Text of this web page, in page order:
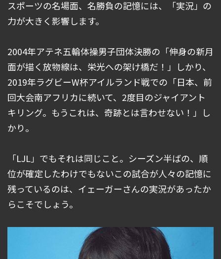
スポーツの名場面、名勝負の記憶には、「実況」の
力が大きく影響します。
2004年アテネ五輪体操男子団体決勝の「伸身の新月
面が描く放物線は、栄光への架け橋だ！」しかり、
2019年ラグビーW杯アイルランド戦での「日本、前
回大会南アフリカに続いて、2度目のジャイアント
キリング。もうこれは、奇跡とは言わせない！」し
かり。
「LJL」でもそれは同じこと。シーズン半ばの、順
位が確定したわけでもないこの試合が人々の記憶に
残っているのは、イェーガーさんの実況があったか
らこそでしょう。